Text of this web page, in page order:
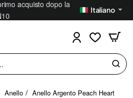
acquisto dopo la
Italiano
Anello Anello Argento Peach Heart